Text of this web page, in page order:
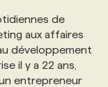
de
aux affaires
développement
il y a 22 ans,
entrepreneur